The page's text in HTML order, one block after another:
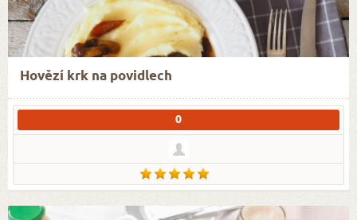
Hovězí krk na povidlech
0